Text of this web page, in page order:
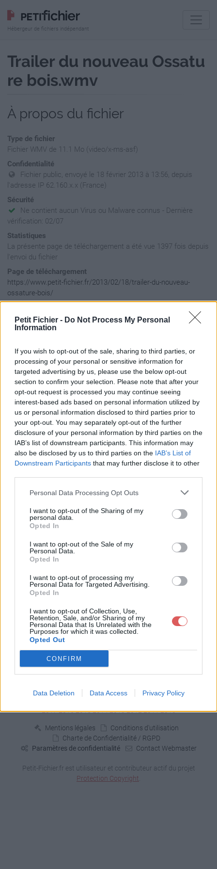
Petit Fichier - Do Not Process My Personal
Information
If you wish to opt-out of the sale, sharing to third parties, or
processing of your personal or sensitive information for
targeted advertising by us, please use the below opt-out
section to confirm your selection. Please note that after your
opt-out request is processed you may continue seeing
interest-based ads based on personal information utilized by
us or personal information disclosed to third parties prior to
your opt-out. You may separately opt-out of the further
disclosure of your personal information by third parties on the
IAB’s list of downstream participants. This information may
also be disclosed by us to third parties on the IAB’s List of
Downstream Participants that may further disclose it to other
Personal Data Processing Opt Outs
I want to opt-out of the Sharing of my
personal data.
Opted In
I want to opt-out of the Sale of my
Personal Data.
Opted In
I want to opt-out of processing my
Personal Data for Targeted Advertising.
Opted In
I want to opt-out of Collection, Use,
Retention, Sale, and/or Sharing of my
Personal Data that Is Unrelated with the
Purposes for which it was collected.
Opted Out
CONFIRM
Data Deletion Data Access Privacy Policy
Hébergeur de fichiers indépendant
Trailer du nouveau Ossatu
re bois.wmv
À propos du fichier
Type de fichier
Fichier WMV de 11.1 Mo (video/x-ms-asf)
Confidentialité
Fichier public, envoyé le 18 février 2013 à 13:56, depuis
l'adresse IP 62.160.x.x (France)
Sécurité
Ne contient aucun Virus ou Malware connus - Dernière
vérification: 02/07
Statistiques
La présente page de téléchargement a été vue 1397 fois depuis
l'envoi du fichier
Page de téléchargement
https://www.petit-fichier.fr/2013/02/18/trailer-du-nouveau-
ossature-bois/
Copier
sur le Web et les réseaux
sociaux:
Télécharger le fichier Trailer_du_
nouveau_Ossature_bois.wmv
Télécharger Trailer_du_nouveau_
Ossature_bois.wmv
Télécharger le fichier (11.1 Mo)
20172016201520142013201220112010
Mentions légales
Conditions d'utilisation
Charte de Confidentialité / RGPD
Paramètres de confidentialité
Contact Webmaster
Petit-Fichier.fr est utilisateur et contributeur actif du projet
Protection Copyright